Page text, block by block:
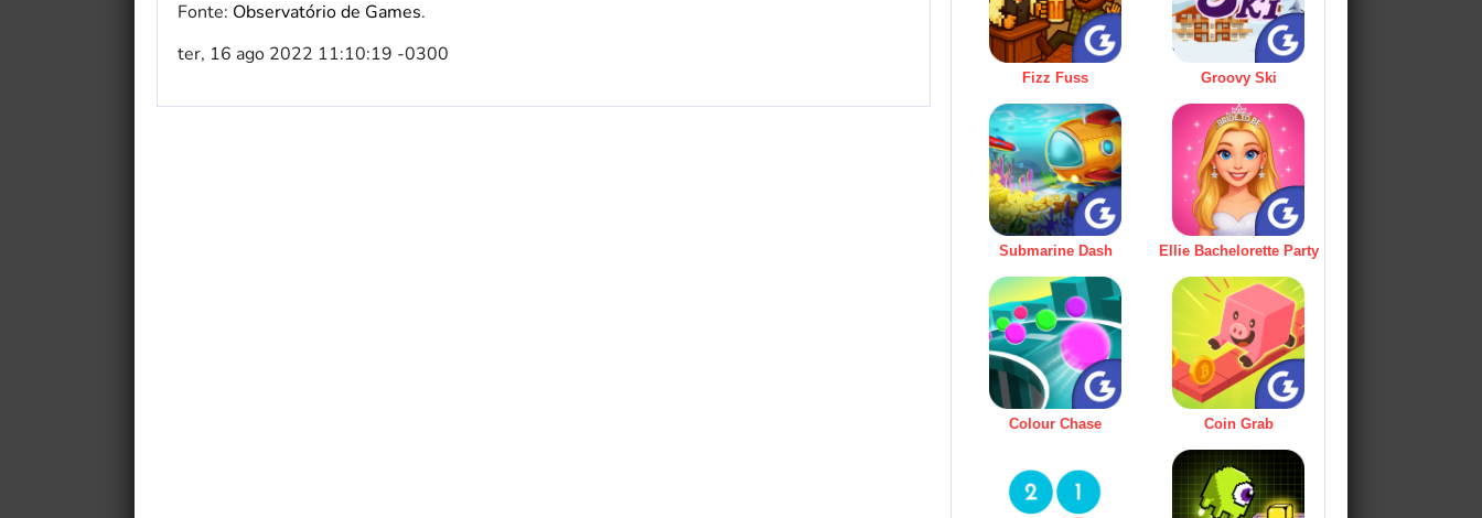
Fonte: Observatório de Games.
ter, 16 ago 2022 11:10:19 -0300
Fizz Fuss Groovy Ski
Submarine Dash Ellie Bachelorette Party
Colour Chase Coin Grab